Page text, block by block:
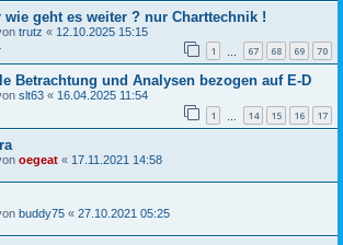
wie geht es weiter ? nur Charttechnik !
trutz « 12.10.2025 15:15
1 67 68 69 70
Betrachtung und Analysen bezogen auf E-D
slt63 « 16.04.2025 11:54
1 14 15 16 17
oegeat « 17.11.2021 14:58
buddy75 « 27.10.2021 05:25